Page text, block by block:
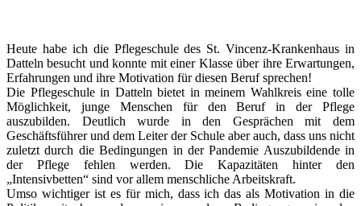
Heute habe ich die Pflegeschule des St. Vincenz-Krankenhaus in
Datteln besucht und konnte mit einer Klasse über ihre Erwartungen,
Erfahrungen und ihre Motivation für diesen Beruf sprechen!
Die Pflegeschule in Datteln bietet in meinem Wahlkreis eine tolle
Möglichkeit, junge Menschen für den Beruf in der Pflege
auszubilden. Deutlich wurde in den Gesprächen mit dem
Geschäftsführer und dem Leiter der Schule aber auch, dass uns nicht
zuletzt durch die Bedingungen in der Pandemie Auszubildende in
der Pflege fehlen werden. Die Kapazitäten hinter den
„Intensivbetten“ sind vor allem menschliche Arbeitskraft.
Umso wichtiger ist es für mich, dass ich das als Motivation in die